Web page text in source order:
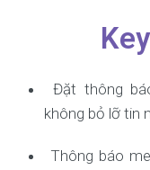
Đặt thông
không bỏ lỡ tin
Thông báo